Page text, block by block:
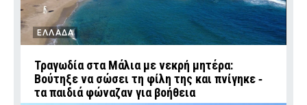
ΕΛΛΑΔΑ
Τραγωδία στα Μάλια με νεκρή μητέρα:
Βούτηξε να σώσει τη φίλη της και πνίγηκε ‑
τα παιδιά φώναζαν για βοήθεια